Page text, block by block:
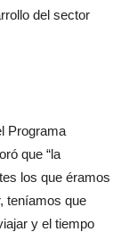
del sector
Programa
que “la
los que éramos
teníamos que
y el tiempo